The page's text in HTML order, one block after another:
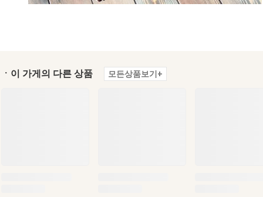
ㆍ이 가게의 다른 상품 모든상품보기+